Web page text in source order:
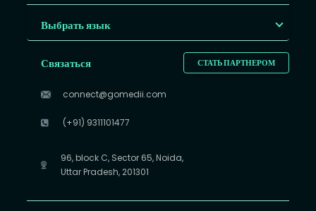
Выбрать язык
СТАТЬ ПАРТНЕРОМ
Связаться
connect@gomedii.com
(+91) 9311101477
96, block C, Sector 65, Noida,
Uttar Pradesh, 201301